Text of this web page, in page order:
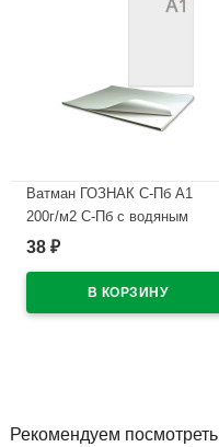
Ватман ГОЗНАК С-Пб А1
200г/м2 С-Пб с водяным
знаком ф 610*860 (Стандарт
38 ₽
Рекомендуем посмотреть